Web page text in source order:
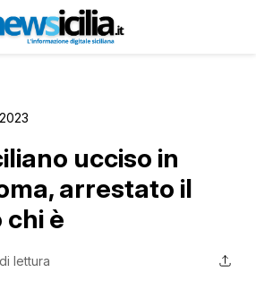
ucciso in
arrestato il
chi è
lettura